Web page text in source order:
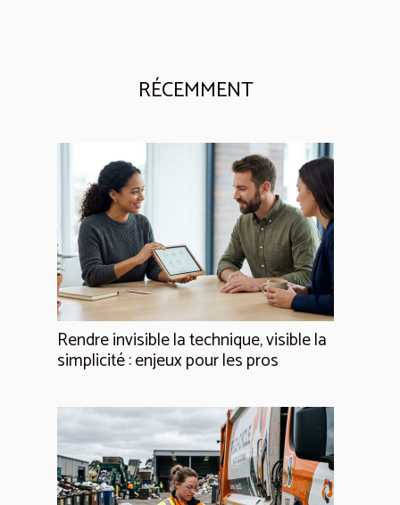
RÉCEMMENT
Rendre invisible la technique, visible la
simplicité : enjeux pour les pros